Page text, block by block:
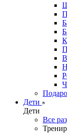
Дети
Дети
Все